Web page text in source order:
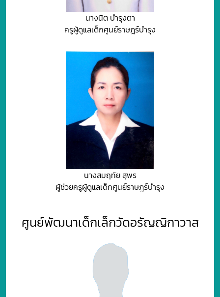
นางนิต บำรุงตา
ครูผู้ดูแลเด็กศูนย์ราษฎร์บำรุง
นางสมฤทัย สุพร
ผู้ช่วยครูผู้ดูแลเด็กศูนย์ราษฎร์บำรุง
ศูนย์พัฒนาเด็กเล็กวัดอรัญญิกาวาส